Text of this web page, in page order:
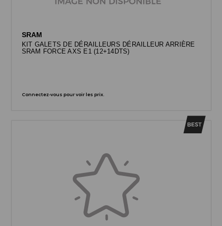
SRAM
KIT GALETS DE DÉRAILLEURS DÉRAILLEUR ARRIÈRE
SRAM FORCE AXS E1 (12+14DTS)
Connectez-vous pour voir les prix.